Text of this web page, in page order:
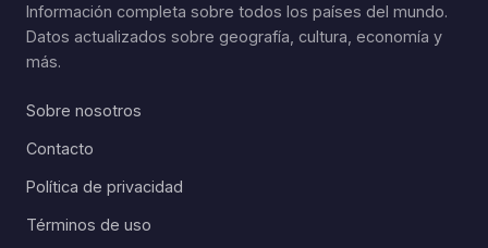
Información completa sobre todos los países del mundo.
Datos actualizados sobre geografía, cultura, economía y
más.
Sobre nosotros
Contacto
Política de privacidad
Términos de uso